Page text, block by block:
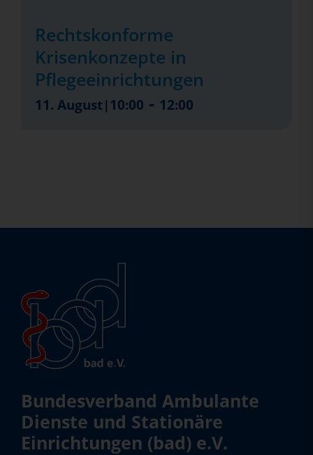
Rechtskonforme
Krisenkonzepte in
Pflegeeinrichtungen
11. August|10:00 - 12:00
Bundesverband Ambulante
Dienste und Stationäre
Einrichtungen (bad) e.V.